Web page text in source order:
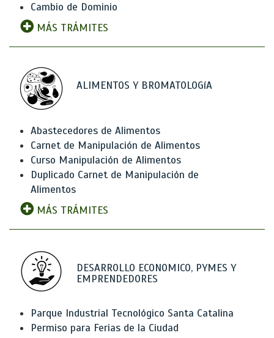
Cambio de Dominio
MÁS TRÁMITES
ALIMENTOS Y BROMATOLOGíA
Abastecedores de Alimentos
Carnet de Manipulación de Alimentos
Curso Manipulación de Alimentos
Duplicado Carnet de Manipulación de
Alimentos
MÁS TRÁMITES
DESARROLLO ECONOMICO, PYMES Y
EMPRENDEDORES
Parque Industrial Tecnológico Santa Catalina
Permiso para Ferias de la Ciudad